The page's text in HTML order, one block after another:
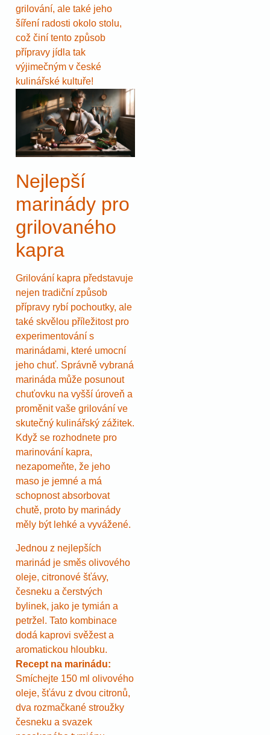
grilování, ale také jeho
šíření radosti okolo stolu,
což činí tento způsob
přípravy jídla tak
výjimečným v české
kulinářské kultuře!
Nejlepší
marinády pro
grilovaného
kapra
Grilování kapra představuje
nejen tradiční způsob
přípravy rybí pochoutky, ale
také skvělou příležitost pro
experimentování s
marinádami, které umocní
jeho chuť. Správně vybraná
marináda může posunout
chuťovku na vyšší úroveň a
proměnit vaše grilování ve
skutečný kulinářský zážitek.
Když se rozhodnete pro
marinování kapra,
nezapomeňte, že jeho
maso je jemné a má
schopnost absorbovat
chutě, proto by marinády
měly být lehké a vyvážené.
Jednou z nejlepších
marinád je směs olivového
oleje, citronové šťávy,
česneku a čerstvých
bylinek, jako je tymián a
petržel. Tato kombinace
dodá kaprovi svěžest a
aromatickou hloubku.
Recept na marinádu:
Smíchejte 150 ml olivového
oleje, šťávu z dvou citronů,
dva rozmačkané stroužky
česneku a svazek